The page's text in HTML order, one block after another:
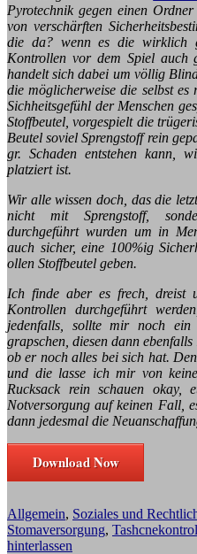
Pyrotechnik gegen einen
von verschärften
die da? wenn es die wirklich
Kontrollen vor dem Spiel auch
handelt sich dabei um völlig
die möglicherweise die selbst
Sichheitsgefühl der Menschen
Stoffbeutel, vorgespielt die
Beutel soviel Sprengstoff rein
gr. Schaden entstehen kann,
platziert ist.
Wir alle wissen doch, das die
nicht mit Sprengstoff,
durchgeführt wurden um in
auch sicher, eine 100%ig
ollen Stoffbeutel geben.
Ich finde aber es frech, dreist
Kontrollen durchgeführt
jedenfalls, sollte mir noch
grapschen, diesen dann
ob er noch alles bei sich hat.
und die lasse ich mir von
Rucksack rein schauen okay,
Notversorgung auf keinen Fall,
dann jedesmal die
Download Now
Allgemein, Soziales und
Stomaversorgung,
hinterlassen